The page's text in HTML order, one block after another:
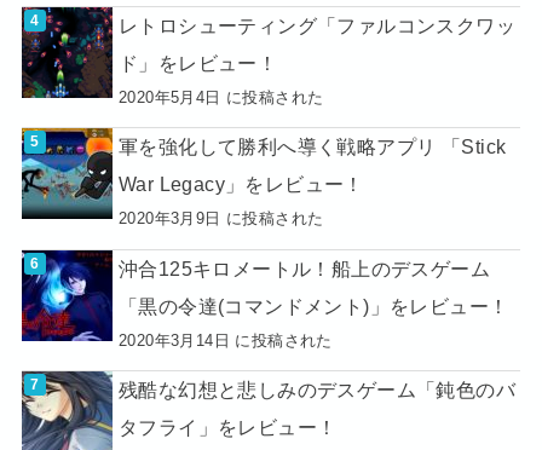
レトロシューティング「ファルコンスクワッ
ド」をレビュー！
2020年5月4日 に投稿された
軍を強化して勝利へ導く戦略アプリ 「Stick
War Legacy」をレビュー！
2020年3月9日 に投稿された
沖合125キロメートル！船上のデスゲーム
「黒の令達(コマンドメント)」をレビュー！
2020年3月14日 に投稿された
残酷な幻想と悲しみのデスゲーム「鈍色のバ
タフライ」をレビュー！